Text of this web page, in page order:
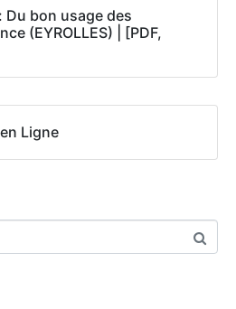
Du bon usage des
(EYROLLES) | [PDF,
Ligne